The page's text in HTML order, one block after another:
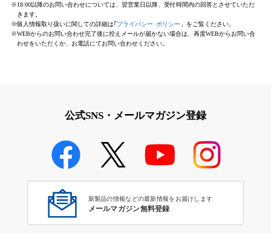
※18:00以降のお問い合わせについては、翌営業日以降、受付時間内の回答とさせていただ
きます。
※個人情報取り扱いに関しての詳細は｢プライバシー･ポリシー 」をご覧ください。
※WEBからのお問い合わせ完了後に控えメールが届かない場合は、再度WEBからお問い合
わせをいただくか、お電話にてお問い合わせください。
公式SNS・メールマガジン登録
新製品の情報などの最新情報をお届けします
メールマガジン無料登録